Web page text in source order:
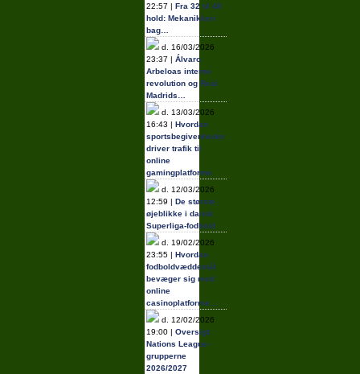
22:57 | Fra 32 til 48
hold: Mekanikken
bag…
d. 16/03/2026
23:37 | Álvaro
Arbeloas interne
revolution og Real
Madrids…
d. 13/03/2026
16:43 | Hvordan
sportsbegivenheder
driver trafik til
online
gamingplatforme
d. 12/03/2026
12:59 | De største
øjeblikke i dansk
Superliga-fodbold
d. 19/02/2026
23:55 | Hvordan
fodboldvæddemål
bevæger sig mod
online
casinoplatforme…
d. 12/02/2026
19:00 | Oversigt:
Nations League-
grupperne
2026/2027